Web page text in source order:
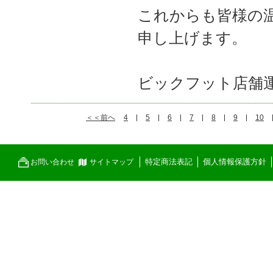
これからも皆様の
申し上げます。
ビックフット店舗
＜＜前へ 4 5 6 7 8 9 10
お問い合わせ サイトマップ 特定商法表記 個人情報保護方針